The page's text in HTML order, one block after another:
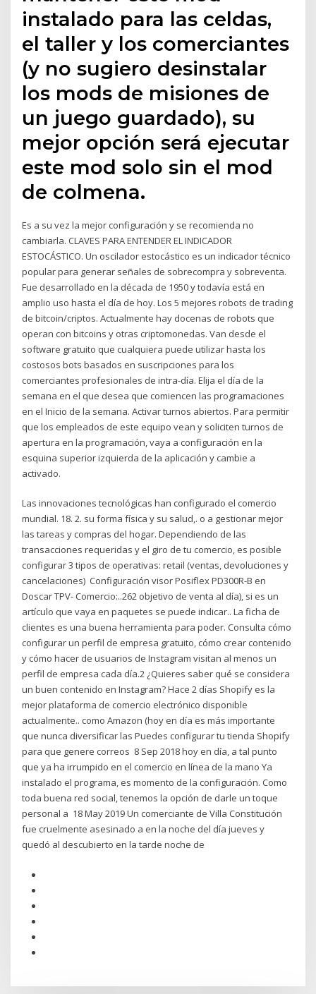
instalado para las celdas,
el taller y los comerciantes
(y no sugiero desinstalar
los mods de misiones de
un juego guardado), su
mejor opción será ejecutar
este mod solo sin el mod
de colmena.
Es a su vez la mejor configuración y se recomienda no
cambiarla. CLAVES PARA ENTENDER EL INDICADOR
ESTOCÁSTICO. Un oscilador estocástico es un indicador técnico
popular para generar señales de sobrecompra y sobreventa.
Fue desarrollado en la década de 1950 y todavía está en
amplio uso hasta el día de hoy. Los 5 mejores robots de trading
de bitcoin/criptos. Actualmente hay docenas de robots que
operan con bitcoins y otras criptomonedas. Van desde el
software gratuito que cualquiera puede utilizar hasta los
costosos bots basados en suscripciones para los
comerciantes profesionales de intra-día. Elija el día de la
semana en el que desea que comiencen las programaciones
en el Inicio de la semana. Activar turnos abiertos. Para permitir
que los empleados de este equipo vean y soliciten turnos de
apertura en la programación, vaya a configuración en la
esquina superior izquierda de la aplicación y cambie a
activado.
Las innovaciones tecnológicas han configurado el comercio
mundial. 18. 2. su forma física y su salud,. o a gestionar mejor
las tareas y compras del hogar. Dependiendo de las
transacciones requeridas y el giro de tu comercio, es posible
configurar 3 tipos de operativas: retail (ventas, devoluciones y
cancelaciones) Configuración visor Posiflex PD300R-B en
Doscar TPV- Comercio:..262 objetivo de venta al día), si es un
artículo que vaya en paquetes se puede indicar.. La ficha de
clientes es una buena herramienta para poder. Consulta cómo
configurar un perfil de empresa gratuito, cómo crear contenido
y cómo hacer de usuarios de Instagram visitan al menos un
perfil de empresa cada día.2 ¿Quieres saber qué se considera
un buen contenido en Instagram? Hace 2 días Shopify es la
mejor plataforma de comercio electrónico disponible
actualmente.. como Amazon (hoy en día es más importante
que nunca diversificar las Puedes configurar tu tienda Shopify
para que genere correos 8 Sep 2018 hoy en día, a tal punto
que ya ha irrumpido en el comercio en línea de la mano Ya
instalado el programa, es momento de la configuración. Como
toda buena red social, tenemos la opción de darle un toque
personal a 18 May 2019 Un comerciante de Villa Constitución
fue cruelmente asesinado a en la noche del día jueves y
quedó al descubierto en la tarde noche de